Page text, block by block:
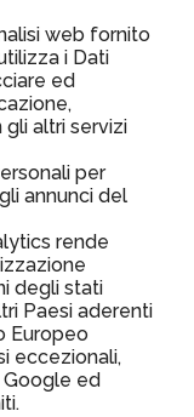
web fornito
i Dati
ed
altri servizi
per
annunci del
rende
degli stati
Paesi aderenti
Europeo
eccezionali,
Google ed